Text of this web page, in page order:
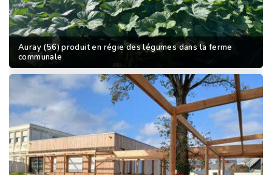
Auray (56) produit en régie des légumes dans la ferme
communale